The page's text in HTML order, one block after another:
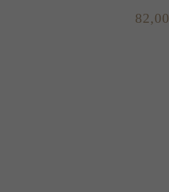
82,00